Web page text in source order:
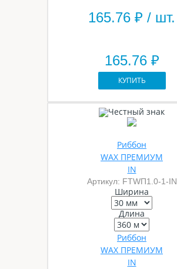
165.76 ₽ / шт.
165.76 ₽
КУПИТЬ
Риббон
WAX ПРЕМИУМ
IN
Артикул: FTWП1.0-1-IN
Ширина
Длина
Риббон
WAX ПРЕМИУМ
IN